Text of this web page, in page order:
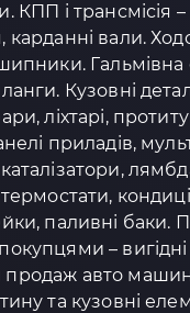
КПП і трансмісія
карданні вали.
Гальмівна
Кузовні
ліхтарі,
приладів,
термостати,
паливні баки.
– вигідні
авто
та кузовні